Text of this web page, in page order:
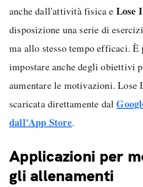
anche dall'attività fisica e Lose
disposizione una serie di
ma allo stesso tempo efficaci. È
impostare anche degli obiettivi
aumentare le motivazioni. Lose
scaricata direttamente dal
dall'App Store.
Applicazioni per
gli allenamenti